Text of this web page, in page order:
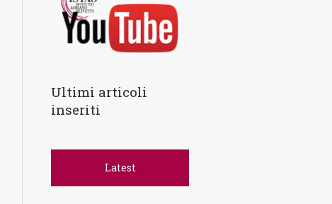
Ultimi articoli
inseriti
Latest